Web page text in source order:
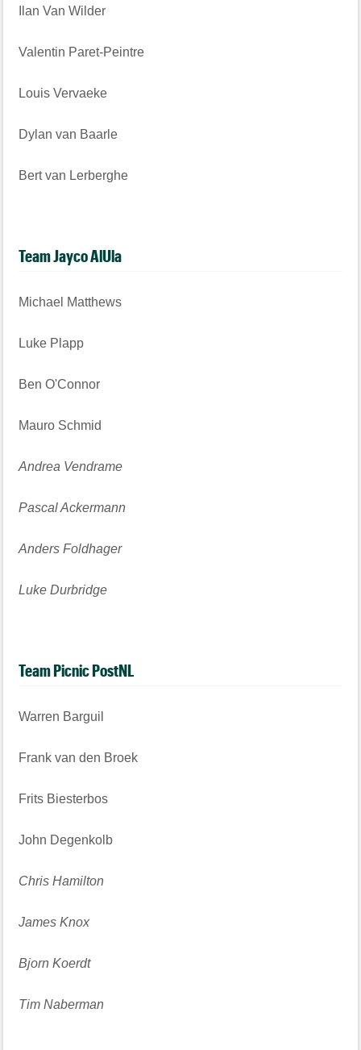
Ilan Van Wilder
Valentin Paret-Peintre
Louis Vervaeke
Dylan van Baarle
Bert van Lerberghe
Team Jayco AlUla
Michael Matthews
Luke Plapp
Ben O'Connor
Mauro Schmid
Andrea Vendrame
Pascal Ackermann
Anders Foldhager
Luke Durbridge
Team Picnic PostNL
Warren Barguil
Frank van den Broek
Frits Biesterbos
John Degenkolb
Chris Hamilton
James Knox
Bjorn Koerdt
Tim Naberman